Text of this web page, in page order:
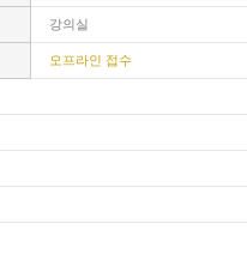
강의실
오프라인 접수